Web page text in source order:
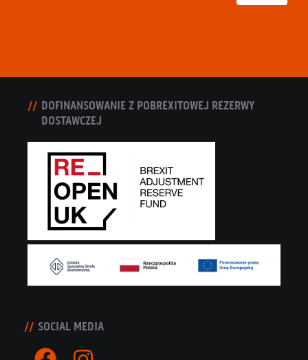
DOFINANSOWANIE Z POBREXITOWEJ REZERWY
DOSTAWCZEJ
SOCIAL MEDIA